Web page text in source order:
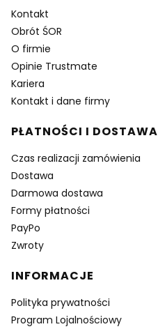
Kontakt
Obrót ŚOR
O firmie
Opinie Trustmate
Kariera
Kontakt i dane firmy
PŁATNOŚCI I DOSTAWA
Czas realizacji zamówienia
Dostawa
Darmowa dostawa
Formy płatności
PayPo
Zwroty
INFORMACJE
Polityka prywatności
Program Lojalnościowy